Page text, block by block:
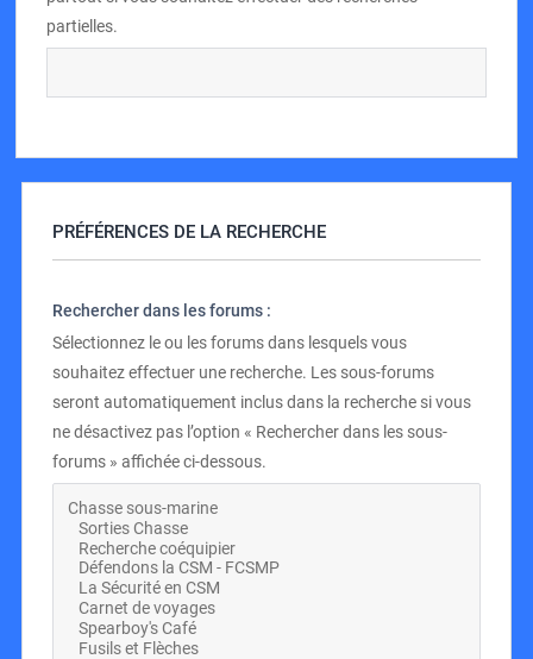
partielles.
PRÉFÉRENCES DE LA RECHERCHE
Rechercher dans les forums :
Sélectionnez le ou les forums dans lesquels vous
souhaitez effectuer une recherche. Les sous-forums
seront automatiquement inclus dans la recherche si vous
ne désactivez pas l’option « Rechercher dans les sous-
forums » affichée ci-dessous.